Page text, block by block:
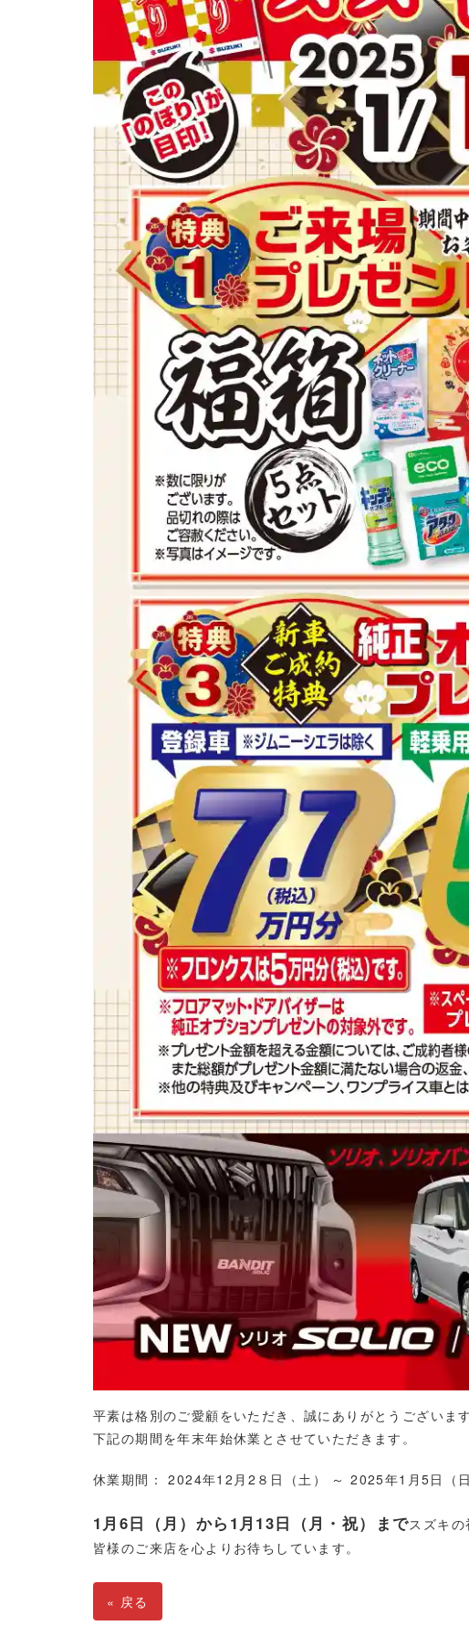
平素は格別のご愛顧をいただき、誠にありがとうございます
下記の期間を年末年始休業とさせていただきます。
休業期間： 2024年12月2８日（土） ～ 2025年1月5日（日
1月6日（月）から1月13日（月・祝）までスズキの
皆様のご来店を心よりお待ちしています。
« 戻る